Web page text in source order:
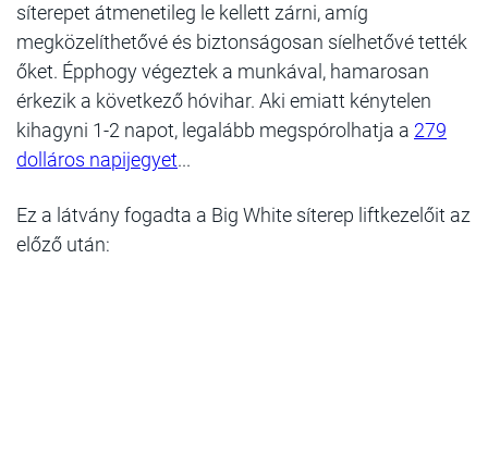
síterepet átmenetileg le kellett zárni, amíg
megközelíthetővé és biztonságosan síelhetővé tették
őket. Épphogy végeztek a munkával, hamarosan
érkezik a következő hóvihar. Aki emiatt kénytelen
kihagyni 1-2 napot, legalább megspórolhatja a 279
dolláros napijegyet...
Ez a látvány fogadta a Big White síterep liftkezelőit az
előző után: